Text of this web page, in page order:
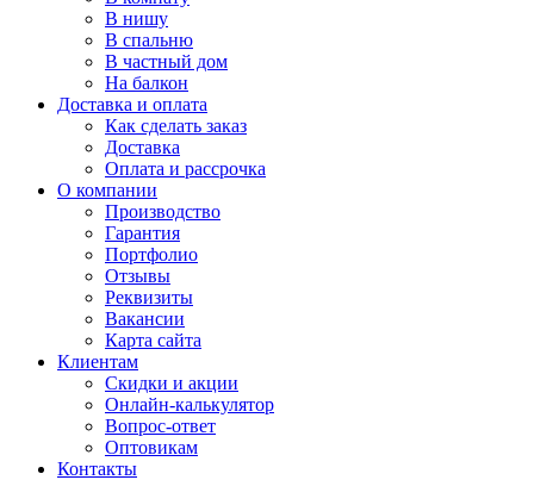
В нишу
В спальню
В частный дом
На балкон
Доставка и оплата
Как сделать заказ
Доставка
Оплата и рассрочка
О компании
Производство
Гарантия
Портфолио
Отзывы
Реквизиты
Вакансии
Карта сайта
Клиентам
Скидки и акции
Онлайн-калькулятор
Вопрос-ответ
Оптовикам
Контакты